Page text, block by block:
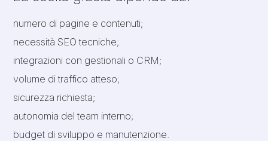
numero di pagine e contenuti;
necessità SEO tecniche;
integrazioni con gestionali o CRM;
volume di traffico atteso;
sicurezza richiesta;
autonomia del team interno;
budget di sviluppo e manutenzione.